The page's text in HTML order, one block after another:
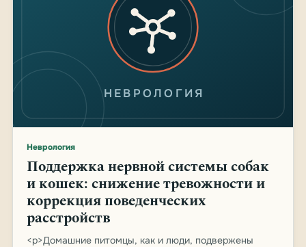
НЕВРОЛОГИЯ
Неврология
Поддержка нервной системы собак
и кошек: снижение тревожности и
коррекция поведенческих
расстройств
<p>Домашние питомцы, как и люди, подвержены